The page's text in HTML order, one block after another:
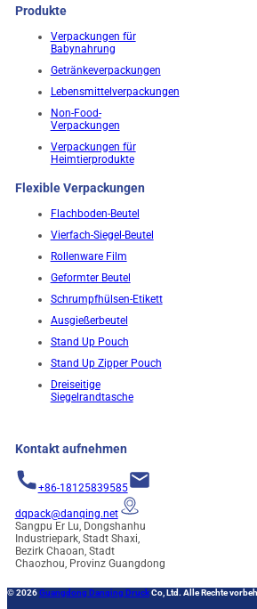
Produkte
Verpackungen für
Babynahrung
Getränkeverpackungen
Lebensmittelverpackungen
Non-Food-
Verpackungen
Verpackungen für
Heimtierprodukte
Flexible Verpackungen
Flachboden-Beutel
Vierfach-Siegel-Beutel
Rollenware Film
Geformter Beutel
Schrumpfhülsen-Etikett
Ausgießerbeutel
Stand Up Pouch
Stand Up Zipper Pouch
Dreiseitige
Siegelrandtasche
Kontakt aufnehmen
+86-18125839585
dqpack@danqing.net
Sangpu Er Lu, Dongshanhu
Industriepark, Stadt Shaxi,
Bezirk Chaoan, Stadt
Chaozhou, Provinz Guangdong
© 2026Guangdong Danqing DruckCo, Ltd. Alle Rechte